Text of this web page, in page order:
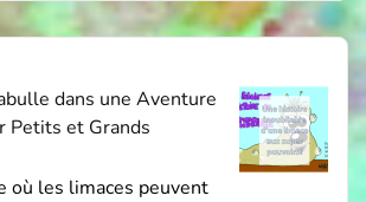
dans une Aventure
Petits et Grands
où les limaces peuvent